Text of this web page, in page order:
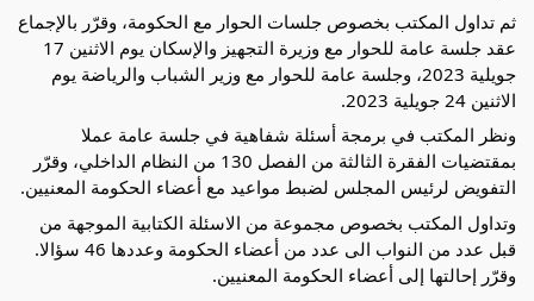
ثم تداول المكتب بخصوص جلسات الحوار مع الحكومة، وقرّر بالإجماع
عقد جلسة عامة للحوار مع وزيرة التجهيز والإسكان يوم الاثنين 17
جويلية 2023، وجلسة عامة للحوار مع وزير الشباب والرياضة يوم
الاثنين 24 جويلية 2023.
ونظر المكتب في برمجة أسئلة شفاهية في جلسة عامة عملا
بمقتضيات الفقرة الثالثة من الفصل 130 من النظام الداخلي، وقرّر
التفويض لرئيس المجلس لضبط مواعيد مع أعضاء الحكومة المعنيين.
وتداول المكتب بخصوص مجموعة من الاسئلة الكتابية الموجهة من
قبل عدد من النواب الى عدد من أعضاء الحكومة وعددها 46 سؤالا.
وقرّر إحالتها إلى أعضاء الحكومة المعنيين.